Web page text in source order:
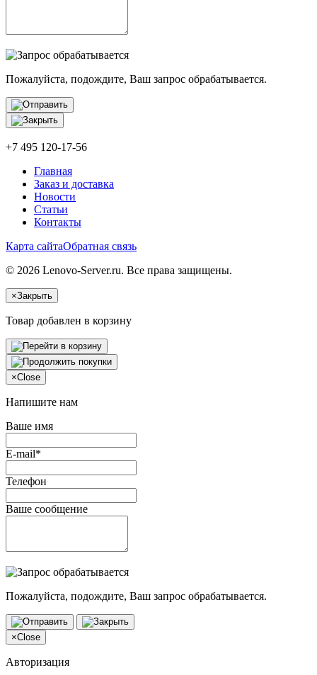
Пожалуйста, подождите, Ваш запрос обрабатывается.
+7 495 120-17-56
Главная
Заказ и доставка
Новости
Статьи
Контакты
Карта сайтаОбратная связь
© 2026 Lenovo-Server.ru. Все права защищены.
×Закрыть
Товар добавлен в корзину
×Close
Напишите нам
Ваше имя
E-mail*
Телефон
Ваше сообщение
Пожалуйста, подождите, Ваш запрос обрабатывается.
×Close
Авторизация